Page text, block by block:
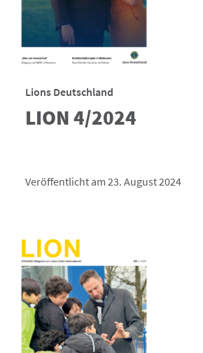
Lions Deutschland
LION 4/2024
Veröffentlicht am 23. August 2024